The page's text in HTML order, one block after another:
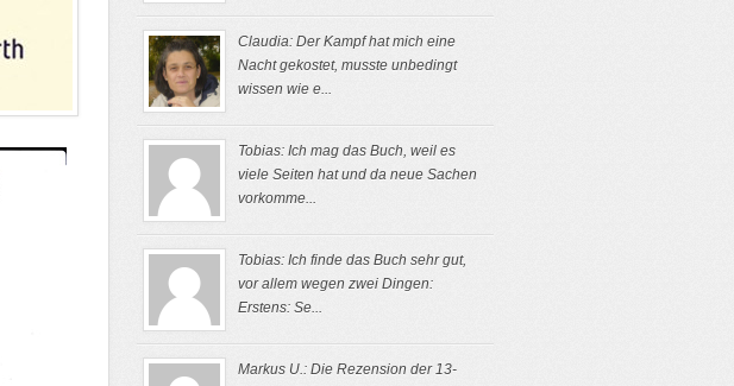
Claudia: Der Kampf hat mich eine
Nacht gekostet, musste unbedingt
wissen wie e...
Tobias: Ich mag das Buch, weil es
viele Seiten hat und da neue Sachen
vorkomme...
Tobias: Ich finde das Buch sehr gut,
vor allem wegen zwei Dingen:
Erstens: Se...
Markus U.: Die Rezension der 13-